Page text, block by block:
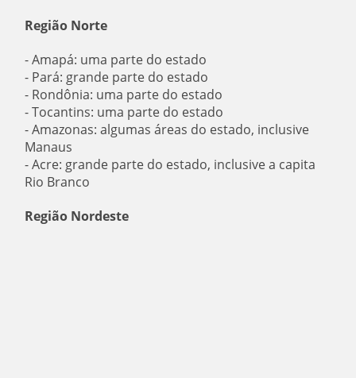
Região Norte
- Amapá: uma parte do estado
- Pará: grande parte do estado
- Rondônia: uma parte do estado
- Tocantins: uma parte do estado
- Amazonas: algumas áreas do estado, inclusive
Manaus
- Acre: grande parte do estado, inclusive a capita
Rio Branco
Região Nordeste